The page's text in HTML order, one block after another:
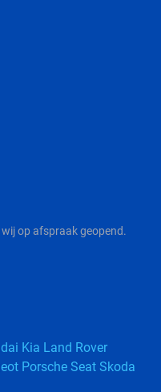
op afspraak geopend.
Kia Land Rover
Porsche Seat Skoda